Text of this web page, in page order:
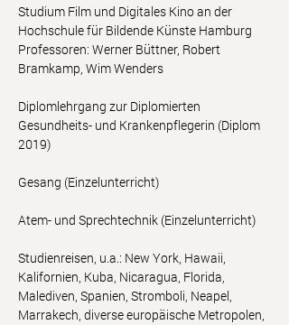
Studium Film und Digitales Kino an der
Hochschule für Bildende Künste Hamburg
Professoren: Werner Büttner, Robert
Bramkamp, Wim Wenders
Diplomlehrgang zur Diplomierten
Gesundheits- und Krankenpflegerin (Diplom
2019)
Gesang (Einzelunterricht)
Atem- und Sprechtechnik (Einzelunterricht)
Studienreisen, u.a.: New York, Hawaii,
Kalifornien, Kuba, Nicaragua, Florida,
Malediven, Spanien, Stromboli, Neapel,
Marrakech, diverse europäische Metropolen,